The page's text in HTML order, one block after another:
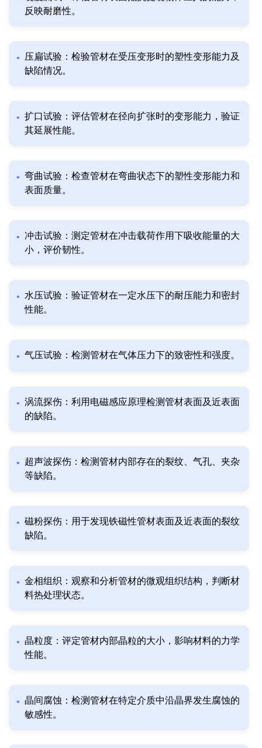
反映耐磨性。
压扁试验：检验管材在受压变形时的塑性变形能力及
缺陷情况。
扩口试验：评估管材在径向扩张时的变形能力，验证
其延展性能。
弯曲试验：检查管材在弯曲状态下的塑性变形能力和
表面质量。
冲击试验：测定管材在冲击载荷作用下吸收能量的大
小，评价韧性。
水压试验：验证管材在一定水压下的耐压能力和密封
性能。
气压试验：检测管材在气体压力下的致密性和强度。
涡流探伤：利用电磁感应原理检测管材表面及近表面
的缺陷。
超声波探伤：检测管材内部存在的裂纹、气孔、夹杂
等缺陷。
磁粉探伤：用于发现铁磁性管材表面及近表面的裂纹
缺陷。
金相组织：观察和分析管材的微观组织结构，判断材
料热处理状态。
晶粒度：评定管材内部晶粒的大小，影响材料的力学
性能。
晶间腐蚀：检测管材在特定介质中沿晶界发生腐蚀的
敏感性。